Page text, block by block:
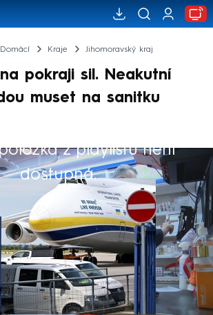
Domácí Kraje Jihomoravský kraj
pokraji sil. Neakutní
muset na sanitku
z playlistu není
dostupná.